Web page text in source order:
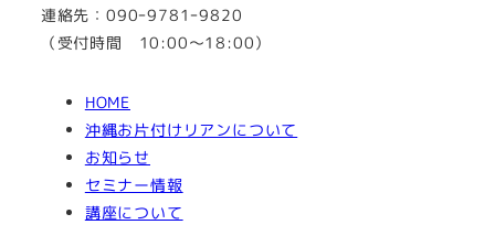
連絡先：090ｰ9781ｰ9820
（受付時間 10:00～18:00）
HOME
沖縄お片付けリアンについて
お知らせ
セミナー情報
講座について